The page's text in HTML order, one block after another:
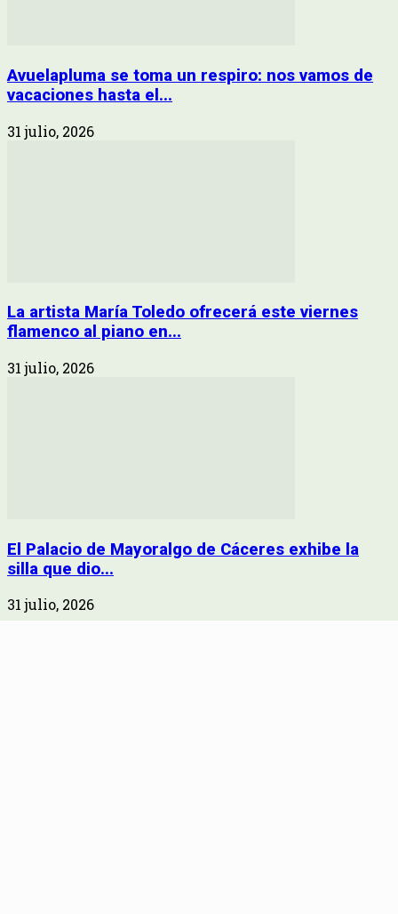
Avuelapluma se toma un respiro: nos vamos de
vacaciones hasta el...
31 julio, 2026
La artista María Toledo ofrecerá este viernes
flamenco al piano en...
31 julio, 2026
El Palacio de Mayoralgo de Cáceres exhibe la
silla que dio...
31 julio, 2026